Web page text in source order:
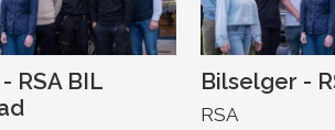
RSA BIL
Bilselger -
RSA